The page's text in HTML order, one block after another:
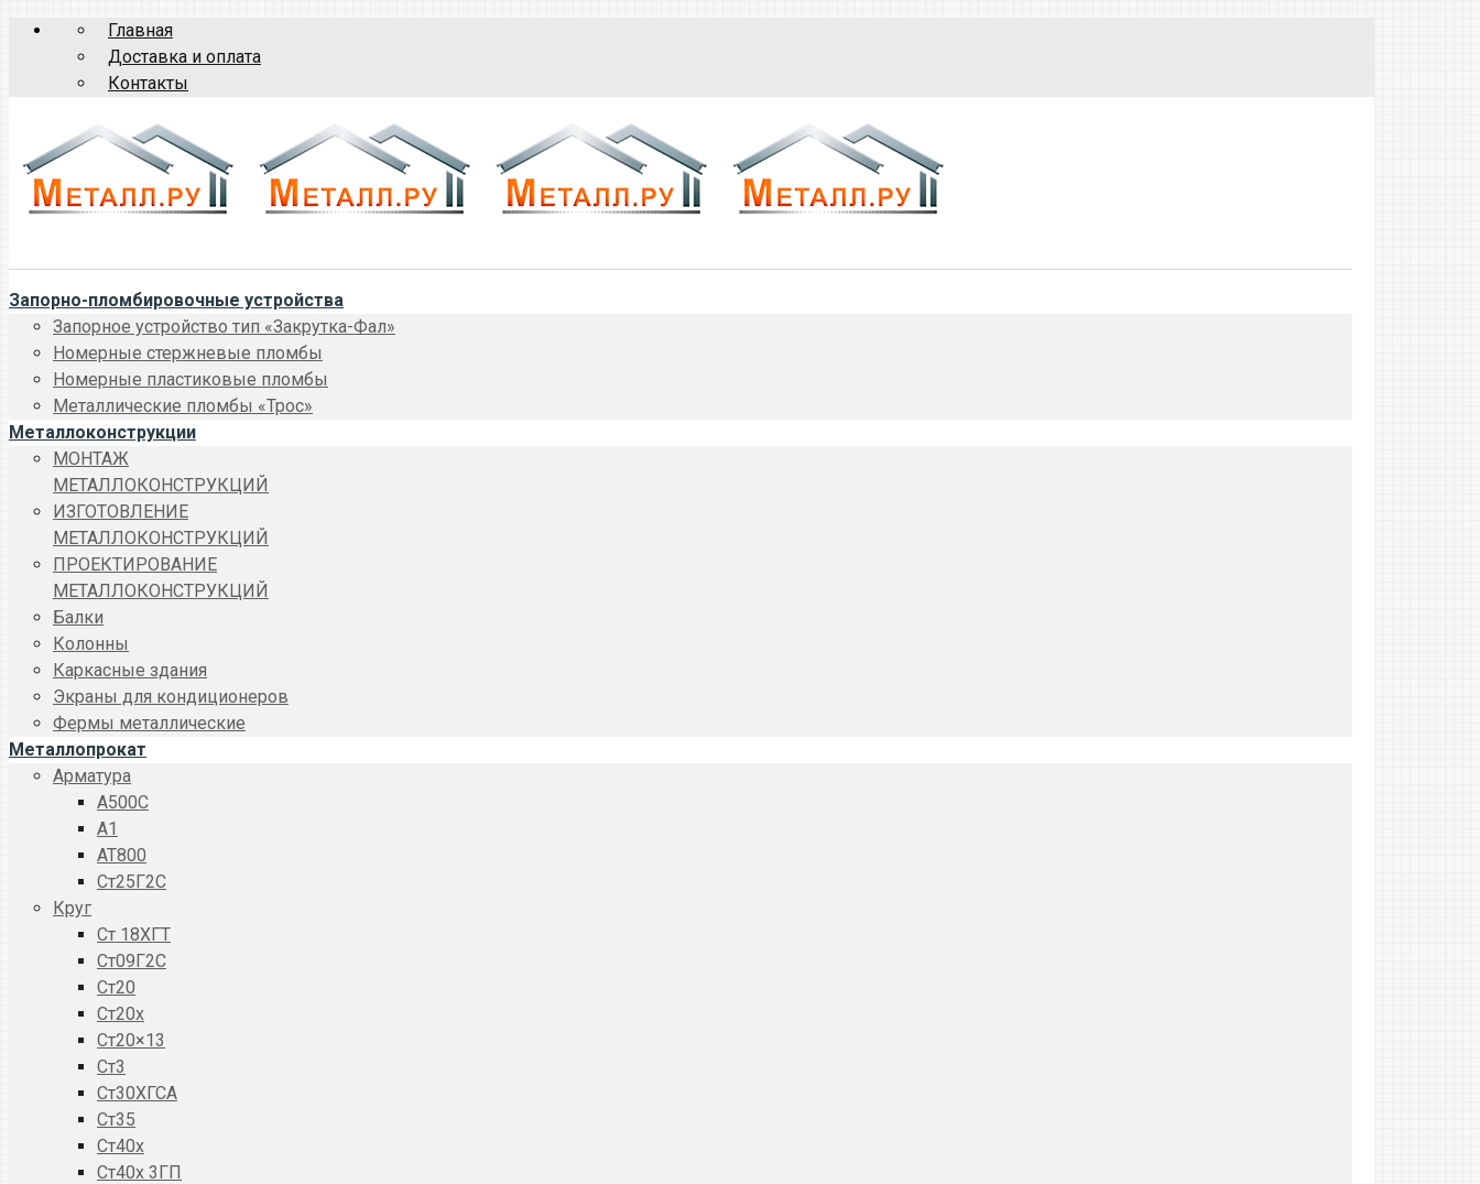
Главная
Доставка и оплата
Контакты
Запорно-пломбировочные устройства
Запорное устройство тип «Закрутка-Фал»
Номерные стержневые пломбы
Номерные пластиковые пломбы
Металлические пломбы «Трос»
Металлоконструкции
МОНТАЖ
МЕТАЛЛОКОНСТРУКЦИЙ
ИЗГОТОВЛЕНИЕ
МЕТАЛЛОКОНСТРУКЦИЙ
ПРОЕКТИРОВАНИЕ
МЕТАЛЛОКОНСТРУКЦИЙ
Балки
Колонны
Каркасные здания
Экраны для кондиционеров
Фермы металлические
Металлопрокат
Арматура
A500C
А1
АТ800
Ст25Г2С
Круг
Ст 18ХГТ
Ст09Г2С
Ст20
Ст20x
Ст20×13
Ст3
Ст30ХГСА
Ст35
Ст40х
Ст40х 3ГП